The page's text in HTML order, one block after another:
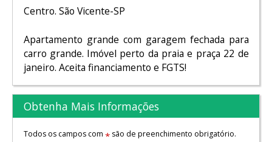
Centro. São Vicente-SP
Apartamento grande com garagem fechada para
carro grande. Imóvel perto da praia e praça 22 de
janeiro. Aceita financiamento e FGTS!
Obtenha Mais Informações
Todos os campos com *são de preenchimento obrigatório.